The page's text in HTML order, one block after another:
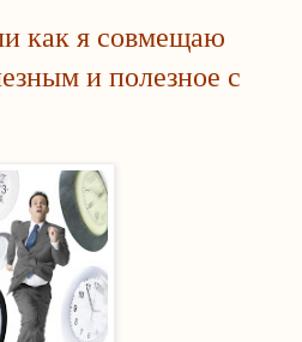
как я совмещаю
и полезное с